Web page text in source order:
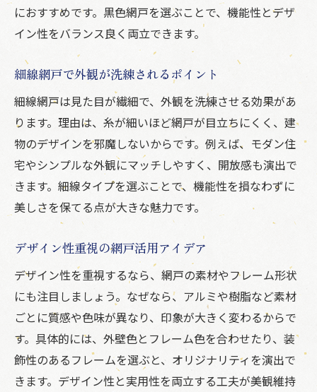
におすすめです。黒色網戸を選ぶことで、機能性とデザ
イン性をバランス良く両立できます。
細線網戸で外観が洗練されるポイント
細線網戸は見た目が繊細で、外観を洗練させる効果があ
ります。理由は、糸が細いほど網戸が目立ちにくく、建
物のデザインを邪魔しないからです。例えば、モダン住
宅やシンプルな外観にマッチしやすく、開放感も演出で
きます。細線タイプを選ぶことで、機能性を損なわずに
美しさを保てる点が大きな魅力です。
デザイン性重視の網戸活用アイデア
デザイン性を重視するなら、網戸の素材やフレーム形状
にも注目しましょう。なぜなら、アルミや樹脂など素材
ごとに質感や色味が異なり、印象が大きく変わるからで
す。具体的には、外壁色とフレーム色を合わせたり、装
飾性のあるフレームを選ぶと、オリジナリティを演出で
きます。デザイン性と実用性を両立する工夫が美観維持